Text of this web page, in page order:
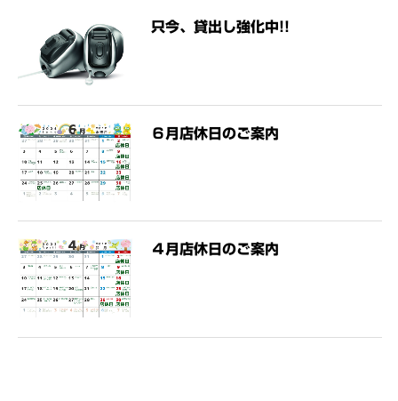
只今、貸出し強化中!!
６月店休日のご案内
４月店休日のご案内